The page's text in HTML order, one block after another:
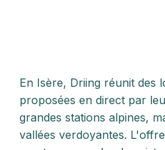
En Isère, Driing réunit des
proposées en direct par
grandes stations alpines,
vallées verdoyantes.